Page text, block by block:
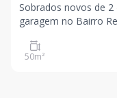
Sobrados novos de
garagem no Bairro Recanto
aviso prévio
50m²